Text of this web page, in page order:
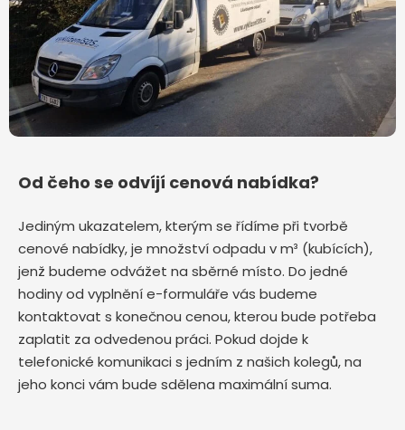
Od čeho se odvíjí cenová nabídka?
Jediným ukazatelem, kterým se řídíme při tvorbě
cenové nabídky, je množství odpadu v m³ (kubících),
jenž budeme odvážet na sběrné místo. Do jedné
hodiny od vyplnění e-formuláře vás budeme
kontaktovat s konečnou cenou, kterou bude potřeba
zaplatit za odvedenou práci. Pokud dojde k
telefonické komunikaci s jedním z našich kolegů, na
jeho konci vám bude sdělena maximální suma.